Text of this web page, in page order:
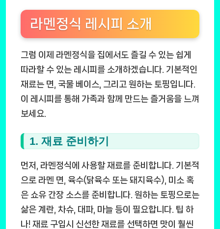
라멘정식 레시피 소개
그럼 이제 라멘정식을 집에서도 즐길 수 있는 쉽게
따라할 수 있는 레시피를 소개하겠습니다. 기본적인
재료는 면, 국물 베이스, 그리고 원하는 토핑입니다.
이 레시피를 통해 가족과 함께 만드는 즐거움을 느껴
보세요.
1. 재료 준비하기
먼저, 라멘정식에 사용할 재료를 준비합니다. 기본적
으로 라멘 면, 육수(닭육수 또는 돼지육수), 미소 혹
은 쇼유 간장 소스를 준비합니다. 원하는 토핑으로는
삶은 계란, 차슈, 대파, 마늘 등이 필요합니다. 팁 하
나! 재료 구입시 신선한 재료를 선택하면 맛이 훨씬